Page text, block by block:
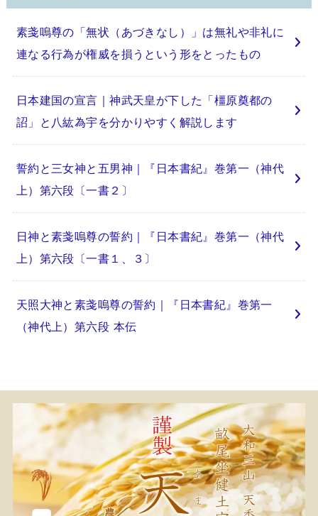
素戔嗚尊の「無状（あづきなし）」は無礼や非礼に
連なる行為が権威を損うという形をとったもの
日本建国の宣言｜神武天皇が下した「橿原奠都の
詔」と八紘為宇を分かりやすく解説します
誓約と三女神と五男神｜『日本書紀』巻第一（神代
上）第六段〔一書２〕
日神と素戔嗚尊の誓約｜『日本書紀』巻第一（神代
上）第六段〔一書１、３〕
天照大神と素戔嗚尊の誓約｜『日本書紀』巻第一
（神代上）第六段 本伝